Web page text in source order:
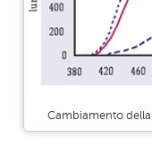
Cambiamento